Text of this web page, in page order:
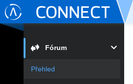
Fórum
Přehled